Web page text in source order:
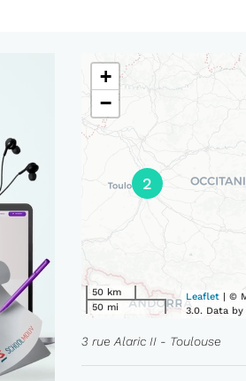
2
+
−
50 km
50 mi
Leaflet | ©
3.0. Data
3 rue Alaric II - Toulouse